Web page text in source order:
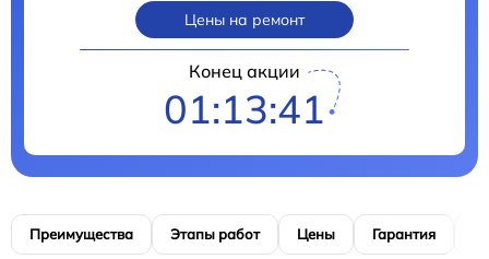
Цены на ремонт
Конец акции
01:13:40
Преимущества Этапы работ Цены Гарантия